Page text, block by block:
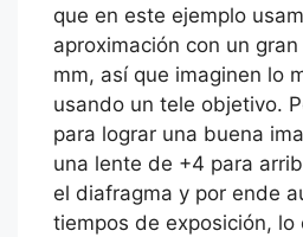
que en este ejemplo
aproximación con un
mm, así que imaginen lo
usando un tele objetivo.
para lograr una buena
una lente de +4 para
el diafragma y por ende
tiempos de exposición, lo